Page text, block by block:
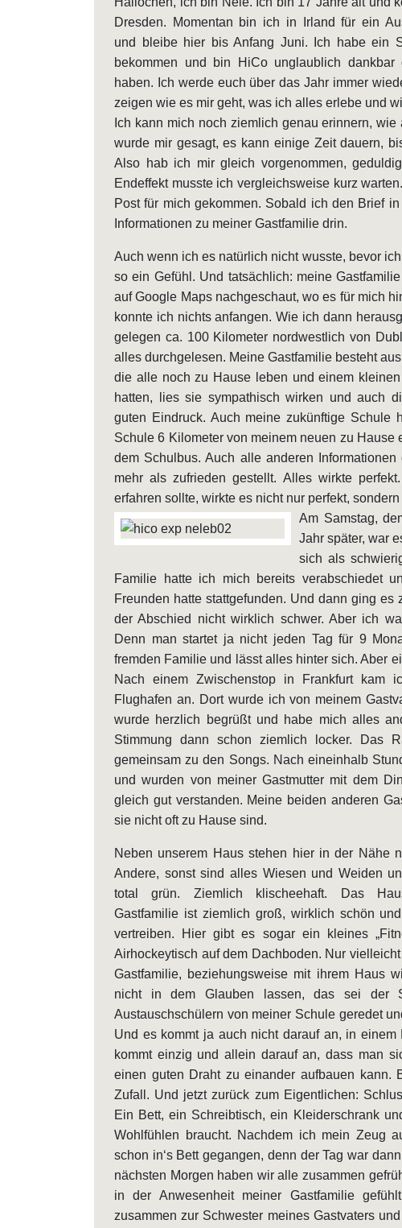
Dresden. Momentan bin ich in Irland für ein
und bleibe hier bis Anfang Juni. Ich habe ein
bekommen und bin HiCo unglaublich
haben. Ich werde euch über das Jahr immer
zeigen wie es mir geht, was ich alles erlebe und
Ich kann mich noch ziemlich genau erinnern,
wurde mir gesagt, es kann einige Zeit dauern,
Also hab ich mir gleich vorgenommen,
Endeffekt musste ich vergleichsweise kurz
Post für mich gekommen. Sobald ich den Brief
Informationen zu meiner Gastfamilie drin.
Auch wenn ich es natürlich nicht wusste, bevor
so ein Gefühl. Und tatsächlich: meine
auf Google Maps nachgeschaut, wo es für mich
konnte ich nichts anfangen. Wie ich dann
gelegen ca. 100 Kilometer nordwestlich von
alles durchgelesen. Meine Gastfamilie besteht
die alle noch zu Hause leben und einem
hatten, lies sie sympathisch wirken und auch
guten Eindruck. Auch meine zukünftige Schule
Schule 6 Kilometer von meinem neuen zu Hause
dem Schulbus. Auch alle anderen
mehr als zufrieden gestellt. Alles wirkte
erfahren sollte, wirkte es nicht nur perfekt,
Am Samstag,
Jahr später, war
sich als
Familie hatte ich mich bereits verabschiedet
Freunden hatte stattgefunden. Und dann ging
der Abschied nicht wirklich schwer. Aber ich
Denn man startet ja nicht jeden Tag für 9
fremden Familie und lässt alles hinter sich. Aber
Nach einem Zwischenstop in Frankfurt kam
Flughafen an. Dort wurde ich von meinem
wurde herzlich begrüßt und habe mich alles
Stimmung dann schon ziemlich locker. Das
gemeinsam zu den Songs. Nach eineinhalb
und wurden von meiner Gastmutter mit dem
gleich gut verstanden. Meine beiden anderen
sie nicht oft zu Hause sind.
Neben unserem Haus stehen hier in der Nähe
Andere, sonst sind alles Wiesen und Weiden
total grün. Ziemlich klischeehaft. Das
Gastfamilie ist ziemlich groß, wirklich schön
vertreiben. Hier gibt es sogar ein kleines
Airhockeytisch auf dem Dachboden. Nur
Gastfamilie, beziehungsweise mit ihrem Haus
nicht in dem Glauben lassen, das sei der
Austauschschülern von meiner Schule geredet
Und es kommt ja auch nicht darauf an, in
kommt einzig und allein darauf an, dass man
einen guten Draht zu einander aufbauen
Zufall. Und jetzt zurück zum Eigentlichen:
Ein Bett, ein Schreibtisch, ein Kleiderschrank
Wohlfühlen braucht. Nachdem ich mein Zeug
schon in‘s Bett gegangen, denn der Tag war
nächsten Morgen haben wir alle zusammen
in der Anwesenheit meiner Gastfamilie
zusammen zur Schwester meines Gastvaters